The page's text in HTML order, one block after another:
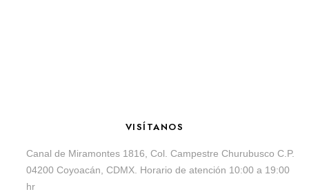
VISÍTANOS
Canal de Miramontes 1816, Col. Campestre Churubusco C.P.
04200 Coyoacán, CDMX. Horario de atención 10:00 a 19:00
hr